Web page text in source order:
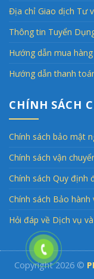
Địa chỉ Giao dịch Tư
Thông tin Tuyển
Hướng dẫn mua
Hướng dẫn thanh
CHÍNH SÁCH
Chính sách bảo mật
Chính sách vận
Chính sách Quy định
Chính sách Bảo hành
Hỏi đáp về Dịch vụ
Copyright 2026 ©